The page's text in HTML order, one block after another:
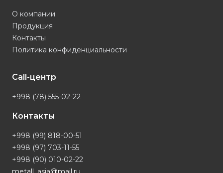
О компании
Продукция
Контакты
Политика конфиденциальности
Call-центр
+998 (78) 555-02-22
Контакты
+998 (99) 818-00-51
+998 (97) 703-11-55
+998 (90) 010-02-22